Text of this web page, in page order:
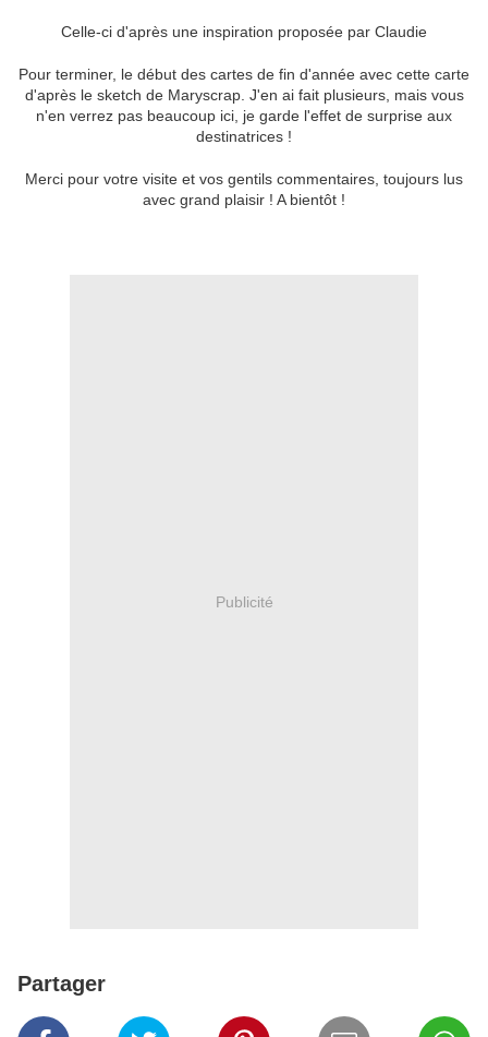
Celle-ci d'après une inspiration proposée par Claudie
Pour terminer, le début des cartes de fin d'année avec cette carte
d'après le sketch de Maryscrap. J'en ai fait plusieurs, mais vous
n'en verrez pas beaucoup ici, je garde l'effet de surprise aux
destinatrices !
Merci pour votre visite et vos gentils commentaires, toujours lus
avec grand plaisir ! A bientôt !
Publicité
Partager